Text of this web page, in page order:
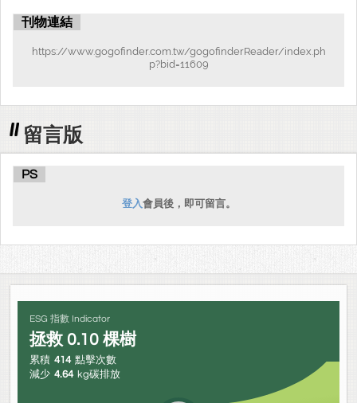
刊物連結
https://www.gogofinder.com.tw/gogofinderReader/index.ph
p?bid=11609
留言版
PS
登入會員後，即可留言。
ESG 指數 Indicator
拯救 0.10 棵樹
累積 414 點擊次數
減少 4.64 kg碳排放